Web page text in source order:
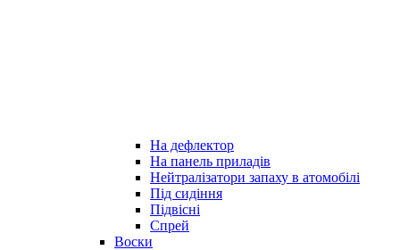
На дефлектор
На панель приладів
Нейтралізатори запаху в атомобілі
Під сидіння
Підвісні
Спрей
Воски